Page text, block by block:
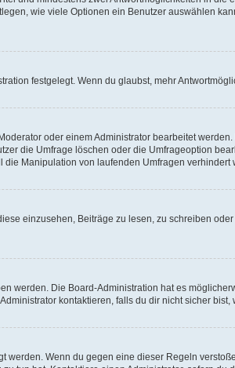
wie viele Optionen ein Benutzer auswählen
festgelegt. Wenn du glaubst, mehr
oder einem Administrator bearbeitet
die Umfrage löschen oder die Umfrageoption
Manipulation von laufenden Umfragen verhindert
einzusehen, Beiträge zu lesen, zu schreiben
werden. Die Board-Administration hat es
kontaktieren, falls du dir nicht sicher
Wenn du gegen eine dieser Regeln